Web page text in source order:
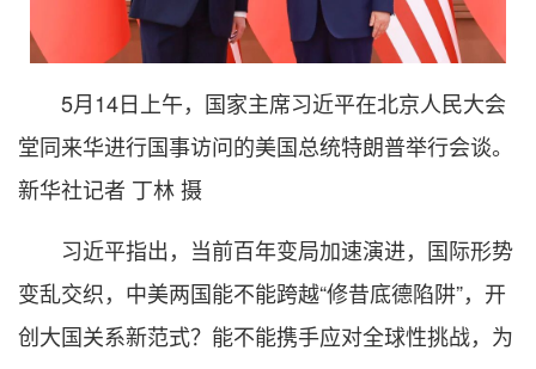
5月14日上午，国家主席习近平在北京人民大会
堂同来华进行国事访问的美国总统特朗普举行会谈。
新华社记者 丁林 摄
习近平指出，当前百年变局加速演进，国际形势
变乱交织，中美两国能不能跨越“修昔底德陷阱”，开
创大国关系新范式？能不能携手应对全球性挑战，为